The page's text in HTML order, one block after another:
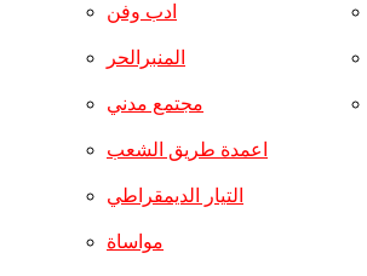
ادب وفن
المنبرالحر
مجتمع مدني
اعمدة طريق الشعب
التيار الديمقراطي
مواساة